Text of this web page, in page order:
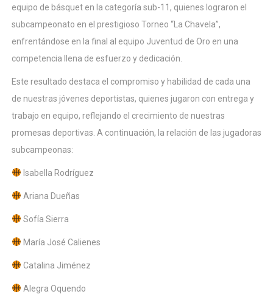
equipo de básquet en la categoría sub-11, quienes lograron el
subcampeonato en el prestigioso Torneo “La Chavela”,
enfrentándose en la final al equipo Juventud de Oro en una
competencia llena de esfuerzo y dedicación.
Este resultado destaca el compromiso y habilidad de cada una
de nuestras jóvenes deportistas, quienes jugaron con entrega y
trabajo en equipo, reflejando el crecimiento de nuestras
promesas deportivas. A continuación, la relación de las jugadoras
subcampeonas:
Isabella Rodríguez
Ariana Dueñas
Sofía Sierra
María José Calienes
Catalina Jiménez
Alegra Oquendo